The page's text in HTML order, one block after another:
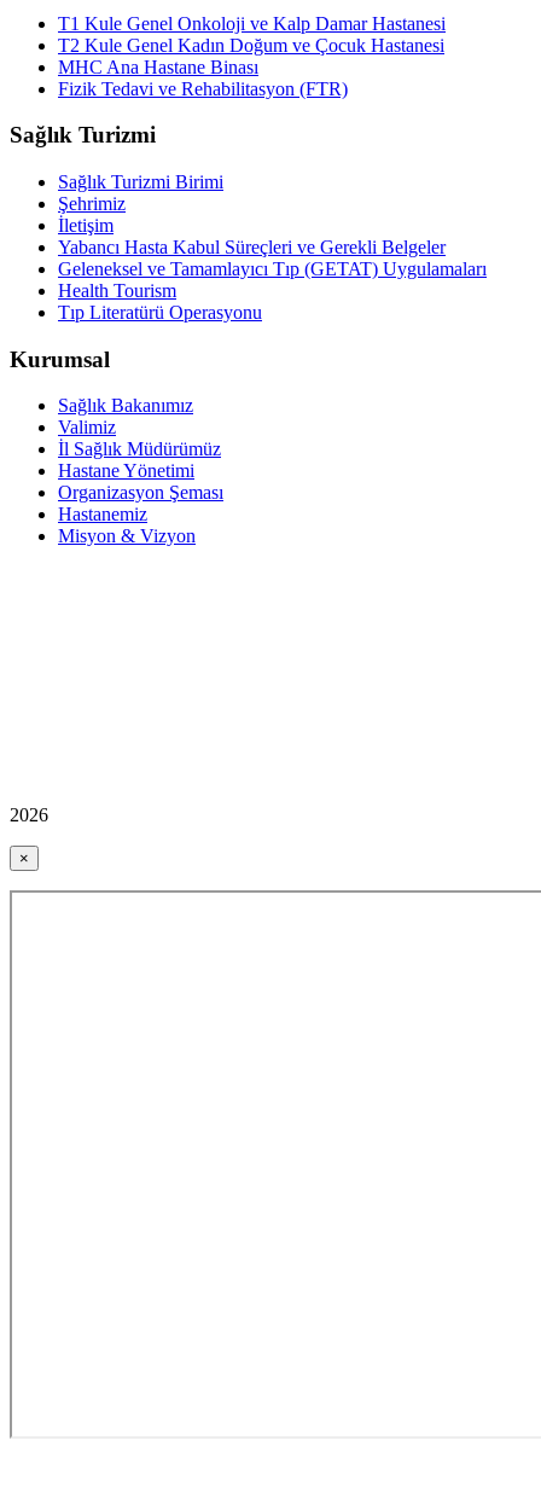
T1 Kule Genel Onkoloji ve Kalp Damar Hastanesi
T2 Kule Genel Kadın Doğum ve Çocuk Hastanesi
MHC Ana Hastane Binası
Fizik Tedavi ve Rehabilitasyon (FTR)
Sağlık Turizmi
Sağlık Turizmi Birimi
Şehrimiz
İletişim
Yabancı Hasta Kabul Süreçleri ve Gerekli Belgeler
Geleneksel ve Tamamlayıcı Tıp (GETAT) Uygulamaları
Health Tourism
Tıp Literatürü Operasyonu
Kurumsal
Sağlık Bakanımız
Valimiz
İl Sağlık Müdürümüz
Hastane Yönetimi
Organizasyon Şeması
Hastanemiz
Misyon & Vizyon
2026
×